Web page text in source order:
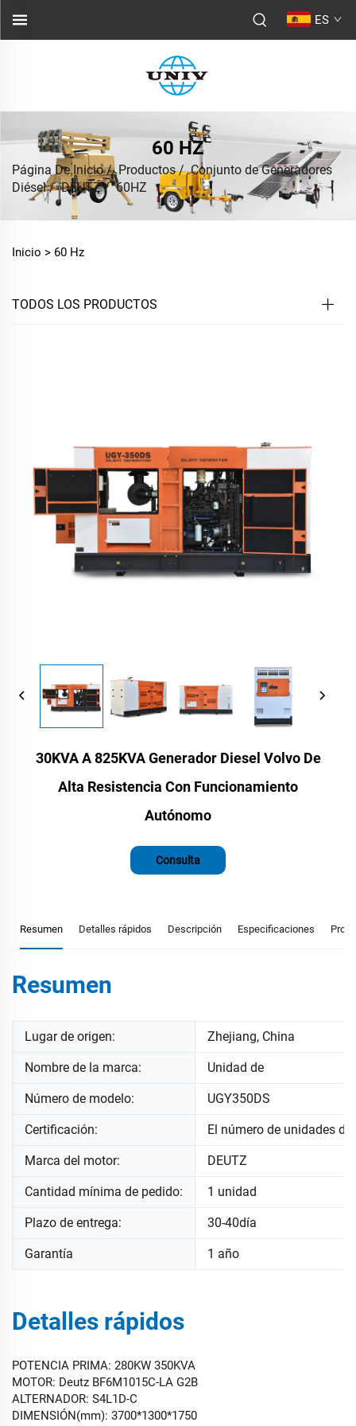
ES
60 HZ
Página De Inicio/Productos/Conjunto de Generadores
Diésel/DEUTZ/60HZ
Inicio > 60 Hz
TODOS LOS PRODUCTOS
30KVA A 825KVA Generador Diesel Volvo De
Alta Resistencia Con Funcionamiento
Autónomo
Consulta
Resumen Detalles rápidos Descripción Especificaciones
Resumen
Lugar de origen: Zhejiang, China
Nombre de la marca: Unidad de
Número de modelo: UGY350DS
Certificación: El número de unidades
Marca del motor: DEUTZ
Cantidad mínima de pedido: 1 unidad
Plazo de entrega: 30-40día
Garantía 1 año
Detalles rápidos
POTENCIA PRIMA: 280KW 350KVA
MOTOR: Deutz BF6M1015C-LA G2B
ALTERNADOR: S4L1D-C
DIMENSIÓN(mm): 3700*1300*1750